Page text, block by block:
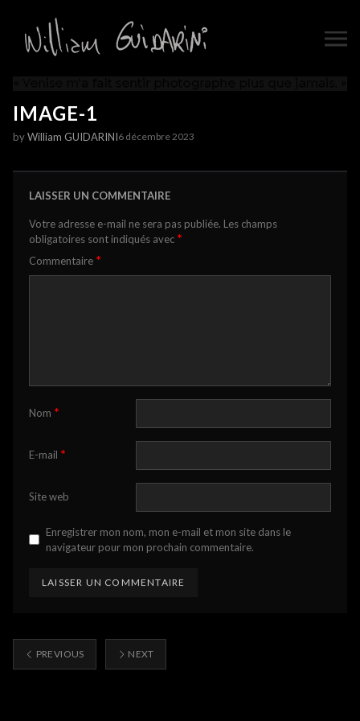
IMAGE-1
byWilliam GUIDARINI6 décembre 2023
LAISSER UN COMMENTAIRE
Votre adresse e-mail ne sera pas publiée. Les champs
obligatoires sont indiqués avec *
Commentaire *
Nom *
E-mail *
Site web
Enregistrer mon nom, mon e-mail et mon site dans le
navigateur pour mon prochain commentaire.
PREVIOUS NEXT